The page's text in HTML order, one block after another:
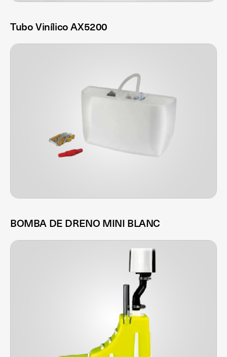
Tubo Vinílico AX5200
BOMBA DE DRENO MINI BLANC